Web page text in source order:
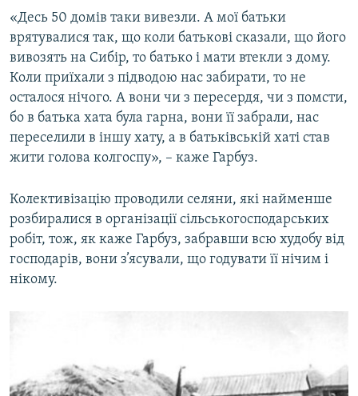
«Десь 50 домів таки вивезли. А мої батьки
врятувалися так, що коли батькові сказали, що його
вивозять на Сибір, то батько і мати втекли з дому.
Коли приїхали з підводою нас забирати, то не
осталося нічого. А вони чи з пересердя, чи з помсти,
бо в батька хата була гарна, вони її забрали, нас
переселили в іншу хату, а в батьківській хаті став
жити голова колгоспу», – каже Гарбуз.
Колективізацію проводили селяни, які найменше
розбиралися в організації сільськогосподарських
робіт, тож, як каже Гарбуз, забравши всю худобу від
господарів, вони з’ясували, що годувати її нічим і
нікому.